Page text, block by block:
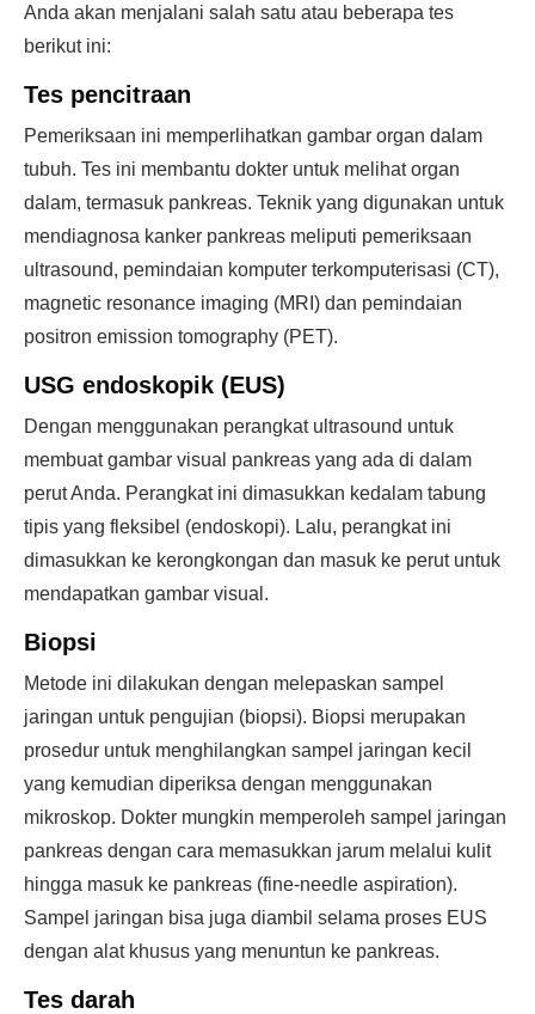
Anda akan menjalani salah satu atau beberapa tes
berikut ini:
Tes pencitraan
Pemeriksaan ini memperlihatkan gambar organ dalam
tubuh. Tes ini membantu dokter untuk melihat organ
dalam, termasuk pankreas. Teknik yang digunakan untuk
mendiagnosa kanker pankreas meliputi pemeriksaan
ultrasound, pemindaian komputer terkomputerisasi (CT),
magnetic resonance imaging (MRI) dan pemindaian
positron emission tomography (PET).
USG endoskopik (EUS)
Dengan menggunakan perangkat ultrasound untuk
membuat gambar visual pankreas yang ada di dalam
perut Anda. Perangkat ini dimasukkan kedalam tabung
tipis yang fleksibel (endoskopi). Lalu, perangkat ini
dimasukkan ke kerongkongan dan masuk ke perut untuk
mendapatkan gambar visual.
Biopsi
Metode ini dilakukan dengan melepaskan sampel
jaringan untuk pengujian (biopsi). Biopsi merupakan
prosedur untuk menghilangkan sampel jaringan kecil
yang kemudian diperiksa dengan menggunakan
mikroskop. Dokter mungkin memperoleh sampel jaringan
pankreas dengan cara memasukkan jarum melalui kulit
hingga masuk ke pankreas (fine-needle aspiration).
Sampel jaringan bisa juga diambil selama proses EUS
dengan alat khusus yang menuntun ke pankreas.
Tes darah